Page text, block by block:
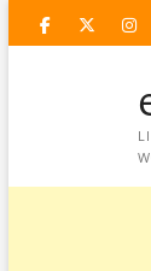
facebook